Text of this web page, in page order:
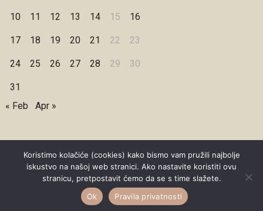
10 11 12 13 14 15 16
17 18 19 20 21 22 23
24 25 26 27 28 29 30
31
« Feb
Apr »
Copyright © 2026 Under Dreamskies
Designed by WPZOOM
Koristimo kolačiće (cookies) kako bismo vam pružili najbolje
iskustvo na našoj web stranici. Ako nastavite koristiti ovu
stranicu, pretpostavit ćemo da se s time slažete.
Ok
Pravila privatnosti